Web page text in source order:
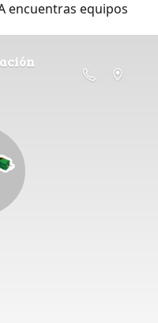
encuentras equipos